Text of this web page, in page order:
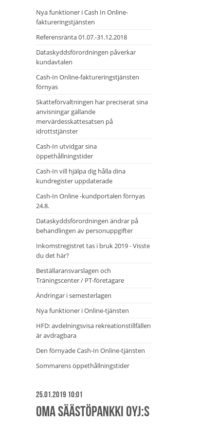
Nya funktioner i Cash In Online-
faktureringstjänsten
Referensränta 01.07.-31.12.2018
Dataskyddsförordningen påverkar
kundavtalen
Cash-In Online-faktureringstjänsten
förnyas
Skatteförvaltningen har preciserat sina
anvisningar gällande
mervärdesskattesatsen på
idrottstjänster
Cash-In utvidgar sina
öppethållningstider
Cash-In vill hjälpa dig hålla dina
kundregister uppdaterade
Cash-In Online -kundportalen förnyas
24.8.
Dataskyddsförordningen ändrar på
behandlingen av personuppgifter
Inkomstregistret tas i bruk 2019 - Visste
du det här?
Beställaransvarslagen och
Träningscenter / PT-företagare
Ändringar i semesterlagen
Nya funktioner i Online-tjänsten
HFD: avdelningsvisa rekreationstillfällen
är avdragbara
Den förnyade Cash-In Online-tjänsten
Sommarens öppethållningstider
25.01.2019 10:01
Oma Säästöpankki Oyj:s